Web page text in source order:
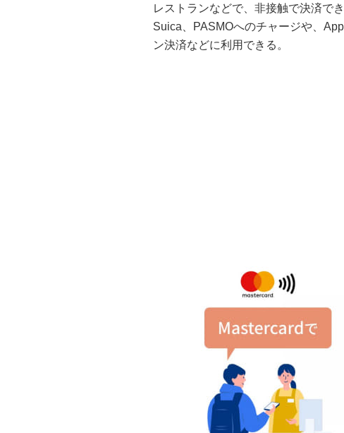
レストランなどで、非接触で決済で
Suica、PASMOへのチャージや、
ン決済などに利用できる。